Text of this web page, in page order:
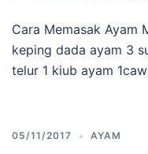
Cara Memasak Ayam
keping dada ayam 3
telur 1 kiub ayam
05/11/2017 AYAM